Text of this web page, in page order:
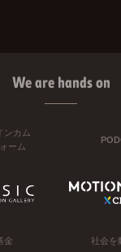
We are hands on
ンカム
ーム
金 社会を